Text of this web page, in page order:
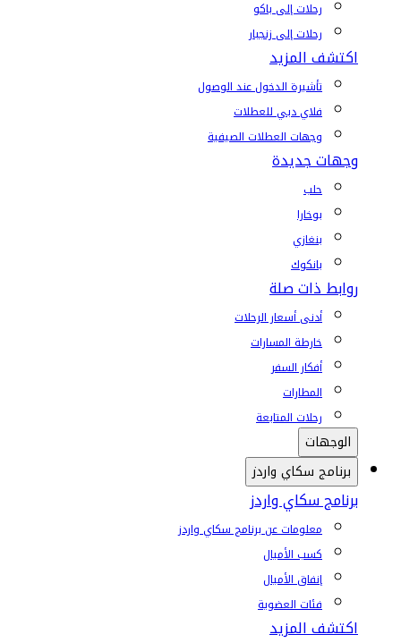
رحلات إلى باكو
رحلات إلى زنجبار
اكتشف المزيد
تأشيرة الدخول عند الوصول
فلاي دبي للعطلات
وجهات العطلات الصيفية
وجهات جديدة
حلب
بوخارا
بنغازي
بانكوك
روابط ذات صلة
أدنى أسعار الرحلات
خارطة المسارات
أفكار السفر
المطارات
رحلات المتابعة
الوجهات
برنامج سكاي واردز
برنامج سكاي واردز
معلومات عن برنامج سكاي واردز
كسب الأميال
إنفاق الأميال
فئات العضوية
اكتشف المزيد